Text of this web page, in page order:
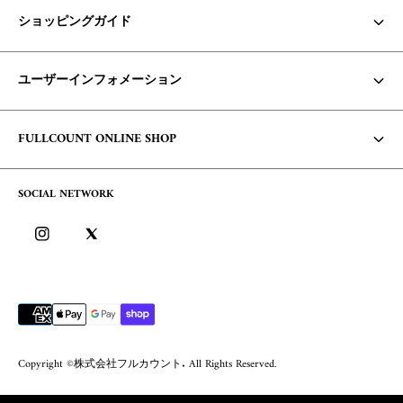
SOCIAL NETWORK
ショッピングガイド
お支払い方法・配送について
利用規約
個人情報保護方針
特定商取引に基づく表記
ユーザーインフォメーション
よくあるご質問
ログイン
FULLCOUNT ONLINE SHOP
コンセプト
ブログ
Copyright ©株式会社フルカウント. All Rights Reserved.